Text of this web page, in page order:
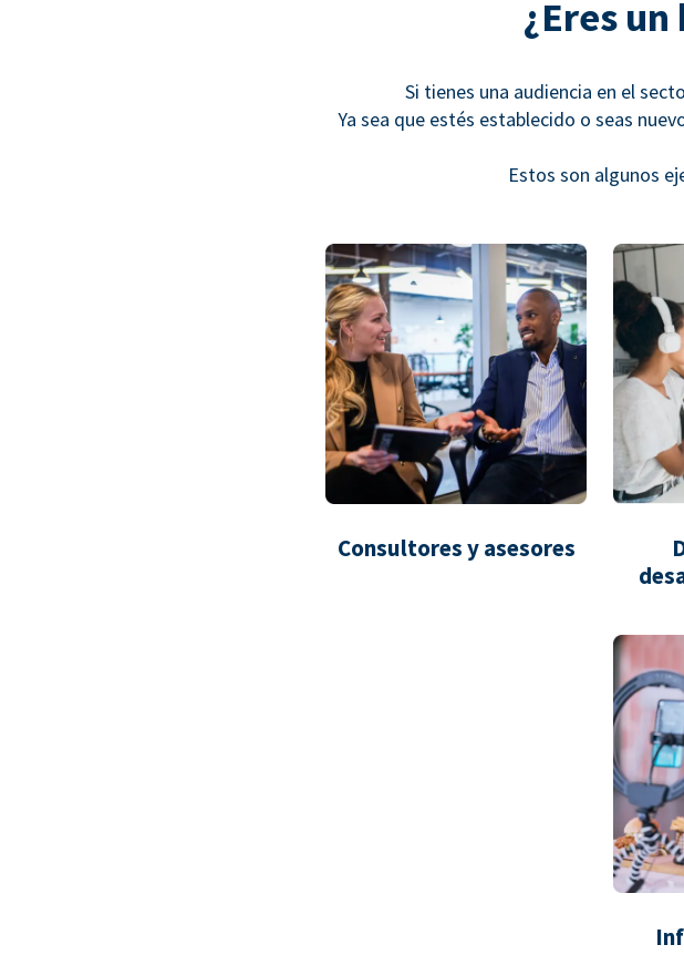
¿Eres
Si tienes una audiencia en el
Ya sea que estés establecido o seas
Estos son algunos
Consultores y asesores